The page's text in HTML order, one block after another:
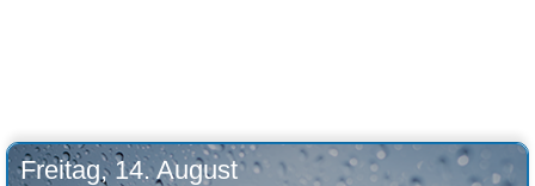
Freitag, 14. August